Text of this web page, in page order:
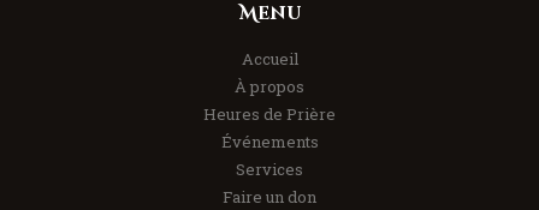
Menu
Accueil
À propos
Heures de Prière
Événements
Services
Faire un don